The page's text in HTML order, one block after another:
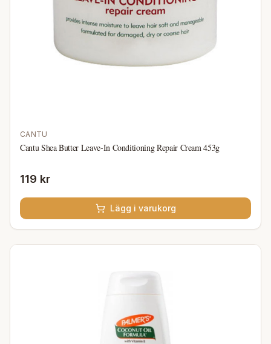
CANTU
Cantu Shea Butter Leave-In Conditioning Repair Cream 453g
119 kr
Lägg i varukorg